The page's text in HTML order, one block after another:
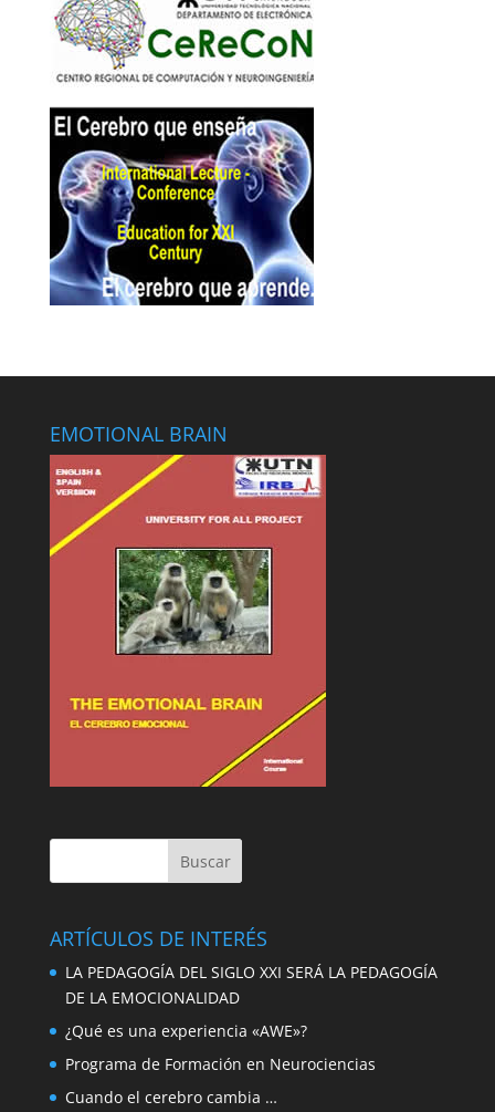
EMOTIONAL BRAIN
ARTÍCULOS DE INTERÉS
LA PEDAGOGÍA DEL SIGLO XXI SERÁ LA PEDAGOGÍA
DE LA EMOCIONALIDAD
¿Qué es una experiencia «AWE»?
Programa de Formación en Neurociencias
Cuando el cerebro cambia …